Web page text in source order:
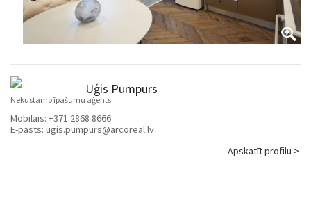
Uģis Pumpurs
Nekustamo īpašumu aģents
Mobilais: +371 2868 8666
E-pasts: ugis.pumpurs@arcoreal.lv
Apskatīt profilu >